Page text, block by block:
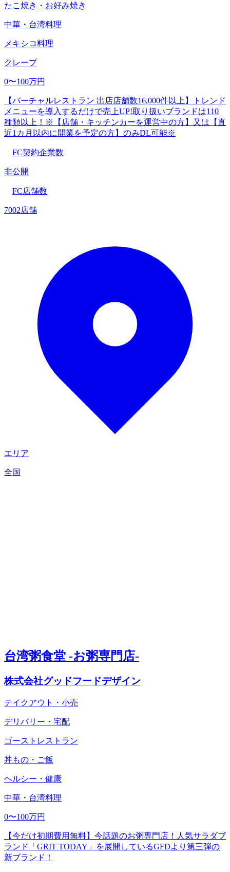
たこ焼き・お好み焼き
中華・台湾料理
メキシコ料理
クレープ
0〜100万円
【バーチャルレストラン 出店店舗数16,000件以上】トレンド
メニューを導入するだけで売上UP!取り扱いブランドは110
種類以上！※【店舗・キッチンカーを運営中の方】又は【直
近1カ月以内に開業を予定の方】のみDL可能※
FC契約企業数
非公開
FC店舗数
7002店舗
エリア
全国
台湾粥食堂 -お粥専門店-
株式会社グッドフードデザイン
テイクアウト・小売
デリバリー・宅配
ゴーストレストラン
丼もの・ご飯
ヘルシー・健康
中華・台湾料理
0〜100万円
【今だけ初期費用無料】今話題のお粥専門店！人気サラダブ
ランド「GRIT TODAY」を展開しているGFDより第三弾の
新ブランド！